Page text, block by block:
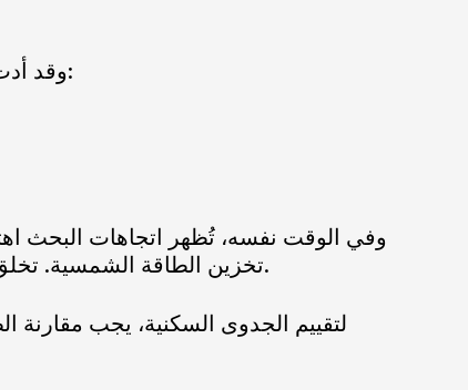
وقد أدت التطورات التكنولوجية والسوقية الأخيرة إلى تجدد الاهتمام بالطاقة الشمسية المركزة على نطاقات أصغر:
وفي الوقت نفسه، تُظهر اتجاهات البحث
تخزين الطاقة الشمسية. تخلق هذه التحولات زخمًا نظريًا للطاقة الشمسية المركزة - لكن الجدوى تعتمد على الأداء والاقتصاد والموثوقية.
لتقييم الجدوى السكنية، يجب مقارنة